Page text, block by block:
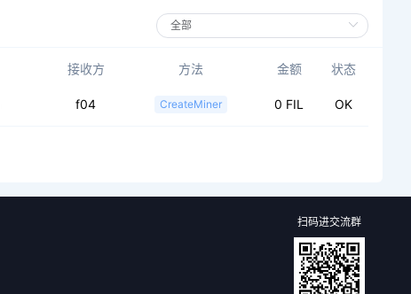
接收方 方法 金额 状态
f04 CreateMiner 0 FIL OK
扫码进交流群